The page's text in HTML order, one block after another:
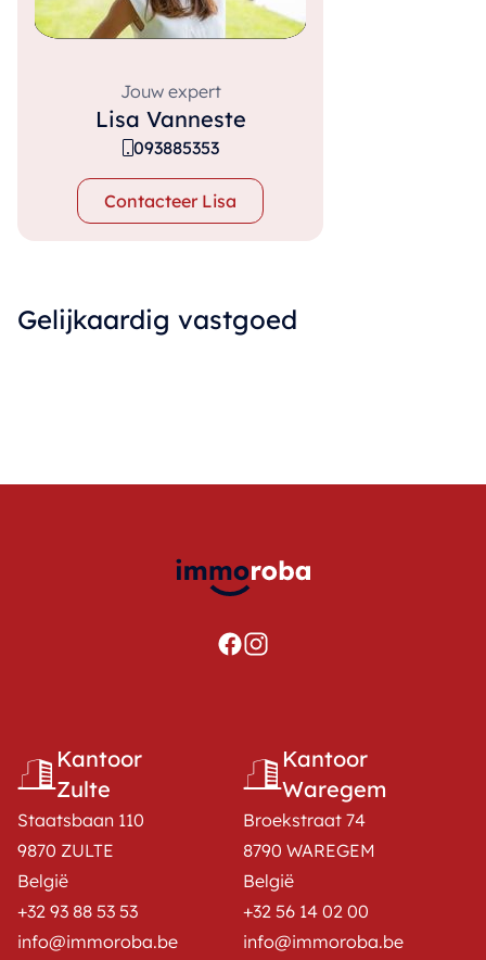
Jouw expert
Lisa Vanneste
093885353
Contacteer Lisa
Gelijkaardig vastgoed
Kantoor
Zulte
Staatsbaan 110
9870 ZULTE
België
+32 93 88 53 53
info@immoroba.be
Kantoor
Waregem
Broekstraat 74
8790 WAREGEM
België
+32 56 14 02 00
info@immoroba.be